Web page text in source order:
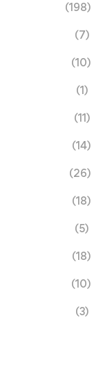
(198)
(7)
(10)
(1)
(11)
(14)
(26)
(18)
(5)
(18)
(10)
(3)